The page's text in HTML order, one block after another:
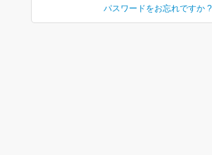
パスワードをお忘れですか ?